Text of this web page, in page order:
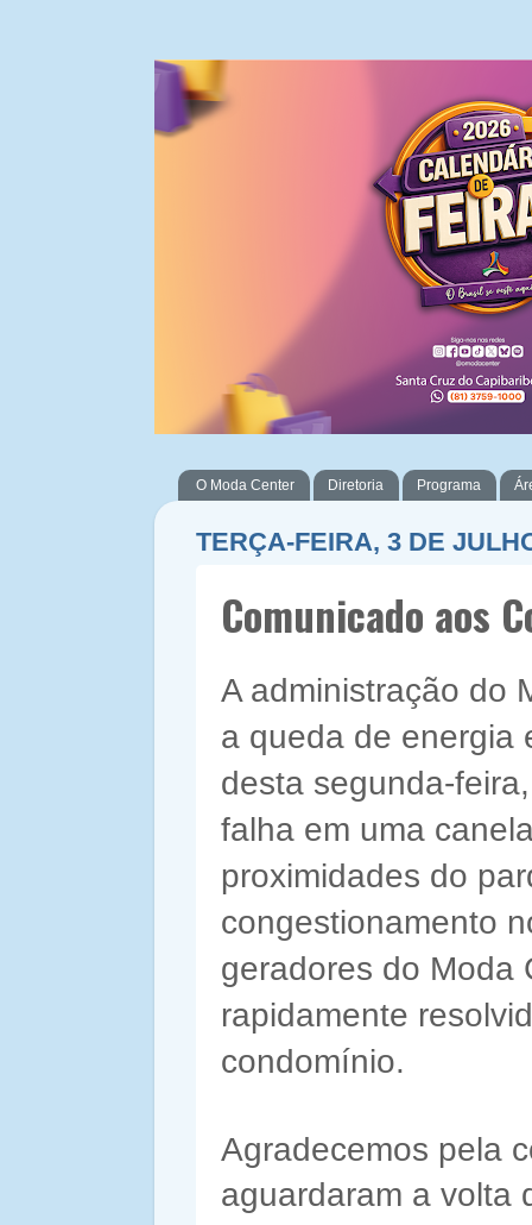
O Moda Center Diretoria Programa
TERÇA-FEIRA, 3 DE
Comunicado aos
A administração do
a queda de energia
desta segunda-
falha em uma
proximidades do
congestionamento
geradores do Moda
rapidamente
condomínio.
Agradecemos pela
aguardaram a volta